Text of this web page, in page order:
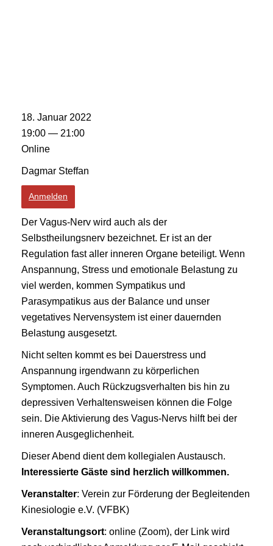
Der Vagus-Nerv wird auch als der
Selbstheilungsnerv bezeichnet. Er ist an der
Regulation fast aller inneren Organe beteiligt. Wenn
Anspannung, Stress und emotionale Belastung zu
viel werden, kommen Sympatikus und
Parasympatikus aus der Balance und unser
vegetatives Nervensystem ist einer dauernden
Belastung ausgesetzt.
Nicht selten kommt es bei Dauerstress und
Anspannung irgendwann zu körperlichen
Symptomen. Auch Rückzugsverhalten bis hin zu
depressiven Verhaltensweisen können die Folge
sein. Die Aktivierung des Vagus-Nervs hilft bei der
inneren Ausgeglichenheit.
Dieser Abend dient dem kollegialen Austausch.
Interessierte Gäste sind herzlich willkommen.
Veranstalter: Verein zur Förderung der Begleitenden
Kinesiologie e.V. (VFBK)
Veranstaltungsort: online (Zoom), der Link wird
18. Januar 2022
19:00 — 21:00
Online
Dagmar Steffan
Anmelden